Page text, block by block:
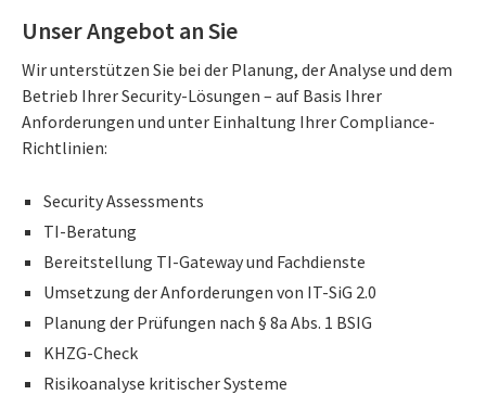
Unser Angebot an Sie
Wir unterstützen Sie bei der Planung, der Analyse und dem
Betrieb Ihrer Security-Lösungen – auf Basis Ihrer
Anforderungen und unter Einhaltung Ihrer Compliance-
Richtlinien:
Security Assessments
TI-Beratung
Bereitstellung TI-Gateway und Fachdienste
Umsetzung der Anforderungen von IT-SiG 2.0
Planung der Prüfungen nach § 8a Abs. 1 BSIG
KHZG-Check
Risikoanalyse kritischer Systeme